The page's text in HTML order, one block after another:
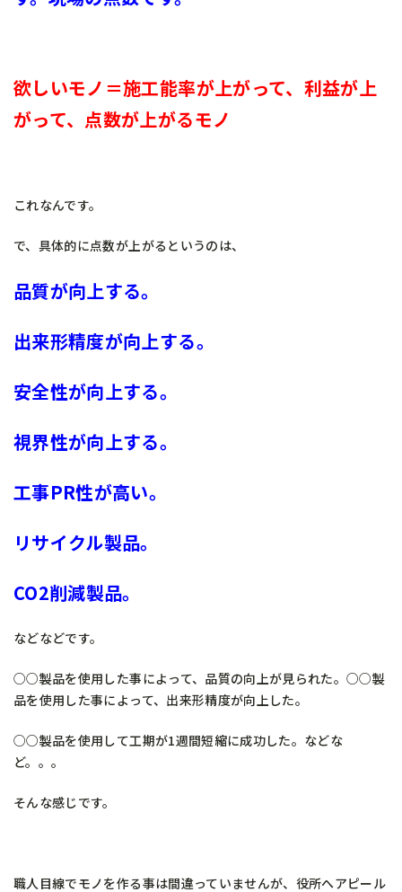
欲しいモノ＝施工能率が上がって、利益が上
がって、点数が上がるモノ
これなんです。
で、具体的に点数が上がるというのは、
品質が向上する。
出来形精度が向上する。
安全性が向上する。
視界性が向上する。
工事PR性が高い。
リサイクル製品。
CO2削減製品。
などなどです。
○○製品を使用した事によって、品質の向上が見られた。○○製
品を使用した事によって、出来形精度が向上した。
○○製品を使用して工期が1週間短縮に成功した。などな
ど。。。
そんな感じです。
職人目線でモノを作る事は間違っていませんが、役所へアピール